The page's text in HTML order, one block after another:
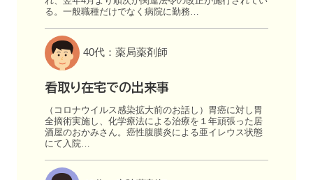
る。一般職種だけでなく病院に勤務…
40代：薬局薬剤師
看取り在宅での出来事
（コロナウイルス感染拡大前のお話し）胃癌に対し胃
全摘術実施し、化学療法による治療を１年頑張った居
酒屋のおかみさん。癌性腹膜炎による亜イレウス状態
にて入院…